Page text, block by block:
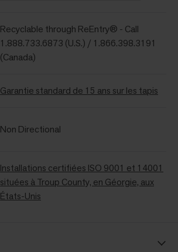
Recyclable through ReEntry® - Call
1.888.733.6873 (U.S.) / 1.866.398.3191
(Canada)
Garantie standard de 15 ans sur les tapis
Non Directional
Installations certifiées ISO 9001 et 14001
situées à Troup County, en Géorgie, aux
États-Unis